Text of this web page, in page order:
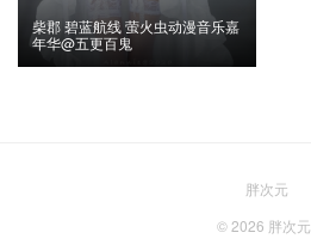
柴郡 碧蓝航线 萤火虫动漫音乐嘉
年华@五更百鬼
胖次元
© 2026 胖次元